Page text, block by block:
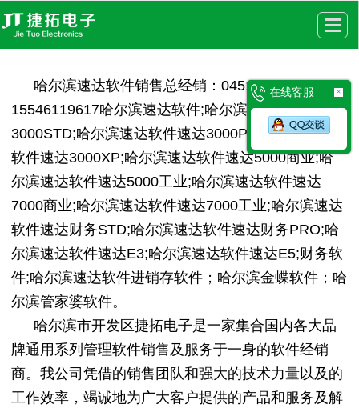
很遗憾，因您的浏览器版本过低导致无法获得最佳浏览体验，推荐下载安装谷歌浏览器！
哈尔滨速达软件销售总经销：0451-82513567
15546119617哈尔滨速达软件;哈尔滨速达软件速达
3000STD;哈尔滨速达软件速达3000PRO;哈尔滨速达
软件速达3000XP;哈尔滨速达软件速达5000商业;哈
尔滨速达软件速达5000工业;哈尔滨速达软件速达
7000商业;哈尔滨速达软件速达7000工业;哈尔滨速达
软件速达财务STD;哈尔滨速达软件速达财务PRO;哈
尔滨速达软件速达E3;哈尔滨速达软件速达E5;财务软
件;哈尔滨速达软件进销存软件；哈尔滨金蝶软件；哈
尔滨管家婆软件。
哈尔滨市开发区捷拓电子是一家集合国内各大品
牌通用系列管理软件销售及服务于一身的软件经销
商。我公司凭借的销售团队和强大的技术力量以及的
工作效率，竭诚地为广大客户提供的产品和服务及解
在线客服 ×